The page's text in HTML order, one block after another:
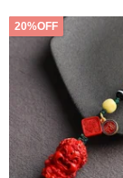
20%OFF